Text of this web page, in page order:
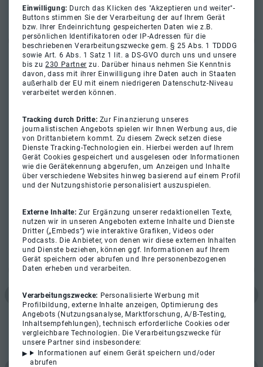
Einwilligung: Durch das Klicken des "Akzeptieren und weiter"-
Buttons stimmen Sie der Verarbeitung der auf Ihrem Gerät
bzw. Ihrer Endeinrichtung gespeicherten Daten wie z.B.
persönlichen Identifikatoren oder IP-Adressen für die
beschriebenen Verarbeitungszwecke gem. § 25 Abs. 1 TDDDG
sowie Art. 6 Abs. 1 Satz 1 lit. a DS-GVO durch uns und unsere
bis zu230 Partner zu. Darüber hinaus nehmen Sie Kenntnis
davon, dass mit ihrer Einwilligung ihre Daten auch in Staaten
außerhalb der EU mit einem niedrigeren Datenschutz-Niveau
verarbeitet werden können.
Tracking durch Dritte: Zur Finanzierung unseres
journalistischen Angebots spielen wir Ihnen Werbung aus, die
von Drittanbietern kommt. Zu diesem Zweck setzen diese
Dienste Tracking-Technologien ein. Hierbei werden auf Ihrem
Gerät Cookies gespeichert und ausgelesen oder Informationen
wie die Gerätekennung abgerufen, um Anzeigen und Inhalte
über verschiedene Websites hinweg basierend auf einem Profil
und der Nutzungshistorie personalisiert auszuspielen.
Externe Inhalte:Zur Ergänzung unserer redaktionellen Texte,
nutzen wir in unseren Angeboten externe Inhalte und Dienste
Dritter („Embeds“) wie interaktive Grafiken, Videos oder
Podcasts. Die Anbieter, von denen wir diese externen Inhalten
und Dienste beziehen, können ggf. Informationen auf Ihrem
Gerät speichern oder abrufen und Ihre personenbezogenen
Daten erheben und verarbeiten.
Verarbeitungszwecke: Personalisierte Werbung mit
Profilbildung, externe Inhalte anzeigen, Optimierung des
Angebots (Nutzungsanalyse, Marktforschung, A/B-Testing,
Inhaltsempfehlungen), technisch erforderliche Cookies oder
vergleichbare Technologien. Die Verarbeitungszwecke für
unsere Partner sind insbesondere:
Informationen auf einem Gerät speichern und/oder
abrufen